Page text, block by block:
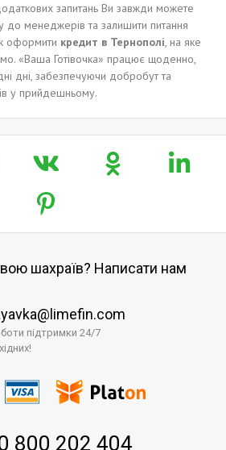
запитань Ви завжди можете
до менеджерів та залишити питання
оформити кредит в Тернополі, на яке
«Ваша Готівочка» працює щоденно,
дні, забезпечуючи добробут та
у прийдешньому.
шахраїв? Написати нам
підтримки 24/7
800 202 404